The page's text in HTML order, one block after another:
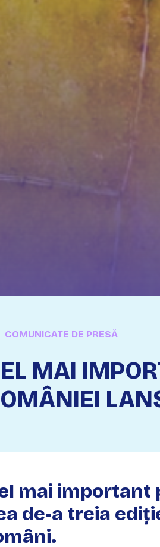
COMUNICATE DE PRESĂ
MAI
mai important
de-a treia